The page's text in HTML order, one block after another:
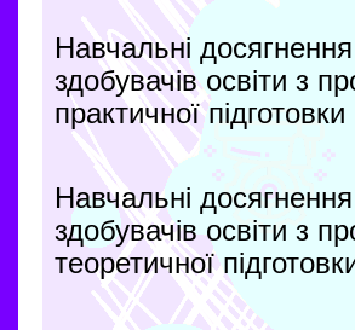
Навчальні досягнення
здобувачів освіти з
практичної підготовки
Навчальні досягнення
здобувачів освіти з
теоретичної